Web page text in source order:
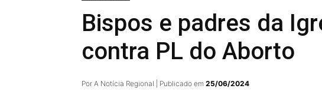
Bispos e padres da
contra PL do Aborto
Por A Notícia Regional | Publicado em 25/06/2024